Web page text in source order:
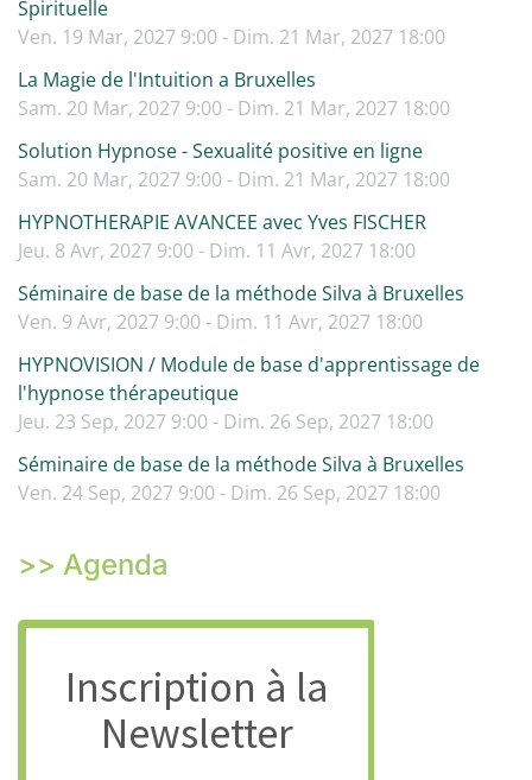
Spirituelle
Ven. 19 Mar, 2027 9:00 - Dim. 21 Mar, 2027 18:00
La Magie de l'Intuition a Bruxelles
Sam. 20 Mar, 2027 9:00 - Dim. 21 Mar, 2027 18:00
Solution Hypnose - Sexualité positive en ligne
Sam. 20 Mar, 2027 9:00 - Dim. 21 Mar, 2027 18:00
HYPNOTHERAPIE AVANCEE avec Yves FISCHER
Jeu. 8 Avr, 2027 9:00 - Dim. 11 Avr, 2027 18:00
Séminaire de base de la méthode Silva à Bruxelles
Ven. 9 Avr, 2027 9:00 - Dim. 11 Avr, 2027 18:00
HYPNOVISION / Module de base d'apprentissage de
l'hypnose thérapeutique
Jeu. 23 Sep, 2027 9:00 - Dim. 26 Sep, 2027 18:00
Séminaire de base de la méthode Silva à Bruxelles
Ven. 24 Sep, 2027 9:00 - Dim. 26 Sep, 2027 18:00
>> Agenda